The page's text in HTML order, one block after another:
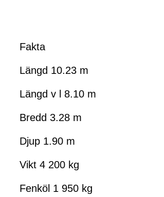
Fakta
Längd 10.23 m
Längd v l 8.10 m
Bredd 3.28 m
Djup 1.90 m
Vikt 4 200 kg
Fenköl 1 950 kg